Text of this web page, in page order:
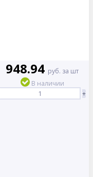
948.94 руб. за шт
В наличии
+